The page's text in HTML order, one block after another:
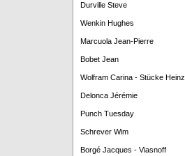
Durville Steve
Wenkin Hughes
Marcuola Jean-Pierre
Bobet Jean
Wolfram Carina - Stücke Heinz
Delonca Jérémie
Punch Tuesday
Schrever Wim
Borgé Jacques - Viasnoff